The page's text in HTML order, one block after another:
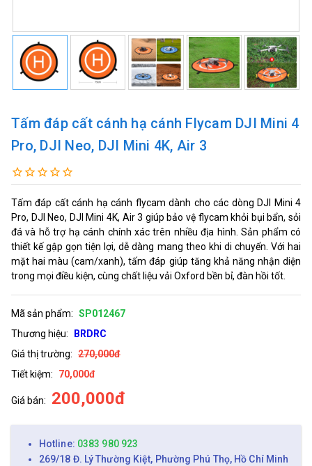
Tấm đáp cất cánh hạ cánh Flycam DJI Mini 4
Pro, DJI Neo, DJI Mini 4K, Air 3
Tấm đáp cất cánh hạ cánh flycam dành cho các dòng DJI Mini 4
Pro, DJI Neo, DJI Mini 4K, Air 3 giúp bảo vệ flycam khỏi bụi bẩn, sỏi
đá và hỗ trợ hạ cánh chính xác trên nhiều địa hình. Sản phẩm có
thiết kế gập gọn tiện lợi, dễ dàng mang theo khi di chuyển. Với hai
mặt hai màu (cam/xanh), tấm đáp giúp tăng khả năng nhận diện
trong mọi điều kiện, cùng chất liệu vải Oxford bền bỉ, đàn hồi tốt.
Mã sản phẩm: SP012467
Thương hiệu:
BRDRC
Giá thị trường: 270,000đ
Tiết kiệm:
70,000đ
Giá bán: 200,000đ
Hotline: 0383 980 923
269/18 Đ. Lý Thường Kiệt, Phường Phú Thọ, Hồ Chí Minh